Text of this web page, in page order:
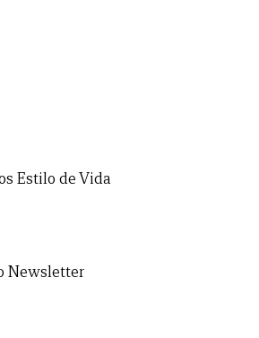
Estilo de Vida
Newsletter